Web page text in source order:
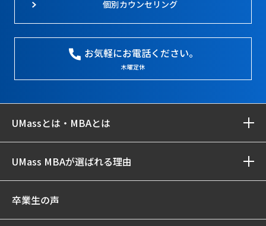
個別カウンセリング
お気軽にお電話ください。
木曜定休
UMassとは・MBAとは
UMass MBAが選ばれる理由
卒業生の声